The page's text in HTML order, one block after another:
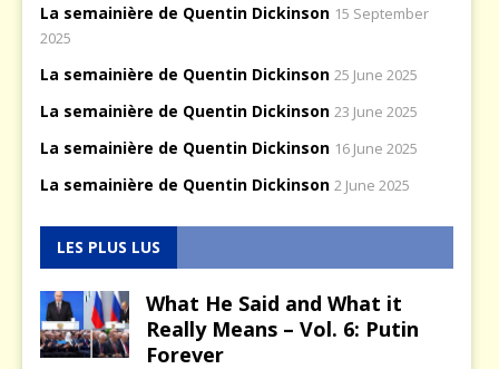
La semainière de Quentin Dickinson 15 September
2025
La semainière de Quentin Dickinson 25 June 2025
La semainière de Quentin Dickinson 23 June 2025
La semainière de Quentin Dickinson 16 June 2025
La semainière de Quentin Dickinson 2 June 2025
LES PLUS LUS
What He Said and What it
Really Means – Vol. 6: Putin
Forever